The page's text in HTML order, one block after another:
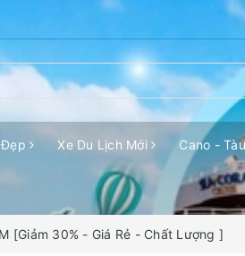
Đẹp Xe Du Lịch Mới Cano -
[Giảm 30% - Giá Rẻ - Chất Lượng ]